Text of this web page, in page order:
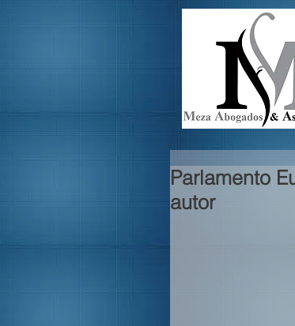
Parlamento
autor